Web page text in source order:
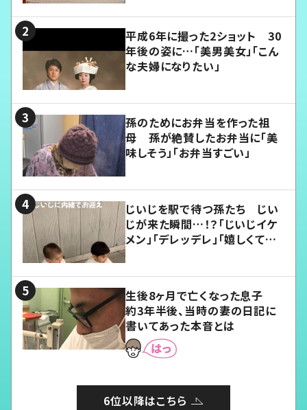
平成6年に撮った2ショット 30
年後の姿に…「美男美女」「こん
な夫婦になりたい」
孫のためにお弁当を作った祖
母 孫が絶賛したお弁当に「美
味しそう」「お弁当すごい」
じいじを駅で待つ孫たち じい
じが来た瞬間…！？「じいじイケ
メン」「デレッデレ」「嬉しくて可
生後8ヶ月で亡くなった息子
約3年半後、当時の妻の日記に
書いてあった本音とは
6位以降はこちら